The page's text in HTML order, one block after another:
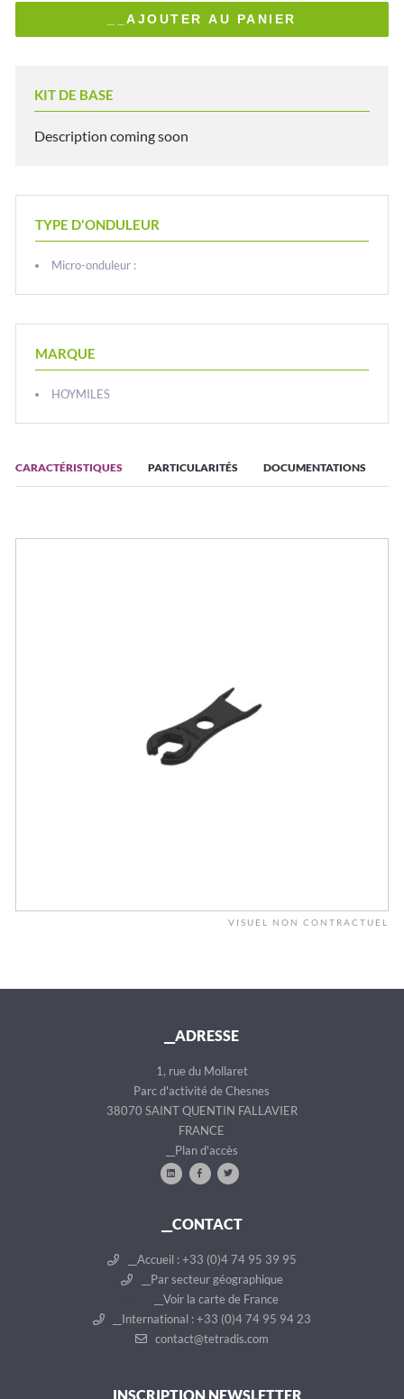
CARACTÉRISTIQUES PARTICULARITÉS DOCUMENTATIONS
VISUEL NON CONTRACTUEL
KIT DE BASE
Description coming soon
TYPE D'ONDULEUR
Micro-onduleur :
MARQUE
HOYMILES
__ADRESSE
1, rue du Mollaret
Parc d'activité de Chesnes
38070 SAINT QUENTIN FALLAVIER
FRANCE
__Plan d'accès
__CONTACT
__Accueil : +33 (0)4 74 95 39 95
__Par secteur géographique
__Voir la carte de France
__International : +33 (0)4 74 95 94 23
contact@tetradis.com
__INSCRIPTION NEWSLETTER